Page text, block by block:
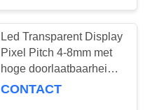
Led Transparent Display
Pixel Pitch 4-8mm met
hoge doorlaatbaarheid
en optische kwaliteit
CONTACT